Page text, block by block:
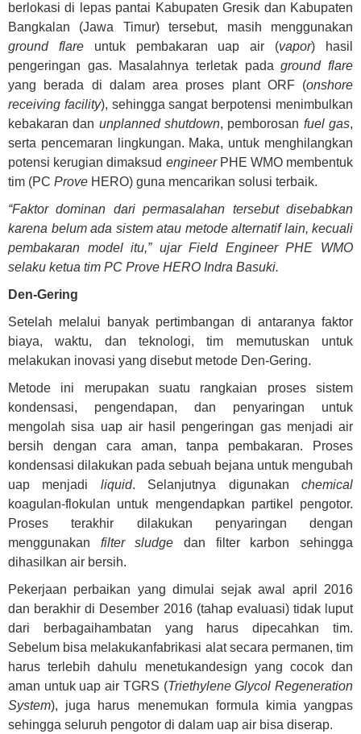
berlokasi di lepas pantai Kabupaten Gresik dan Kabupaten
Bangkalan (Jawa Timur) tersebut, masih menggunakan
ground flareuntuk pembakaran uap air (vapor) hasil
pengeringan gas. Masalahnya terletak padaground flare
yang berada di dalam area proses plant ORF (onshore
receiving facility), sehingga sangat berpotensi menimbulkan
kebakaran dan unplanned shutdown, pemborosan fuel gas,
serta pencemaran lingkungan. Maka, untuk menghilangkan
potensi kerugian dimaksud engineerPHE WMO membentuk
tim (PC Prove HERO) guna mencarikan solusi terbaik.
“Faktor dominan dari permasalahan tersebut disebabkan
karena belum ada sistem atau metode alternatif lain, kecuali
pembakaran model itu,” ujar Field Engineer PHE WMO
selaku ketua tim PC Prove HERO Indra Basuki.
Den-Gering
Setelah melalui banyak pertimbangan di antaranya faktor
biaya, waktu, dan teknologi, tim memutuskan untuk
melakukan inovasi yang disebut metode Den-Gering.
Metode ini merupakan suatu rangkaian proses sistem
kondensasi, pengendapan, dan penyaringan untuk
mengolah sisa uap air hasil pengeringan gas menjadi air
bersih dengan cara aman, tanpa pembakaran. Proses
kondensasi dilakukan pada sebuah bejana untuk mengubah
uap menjadi liquid. Selanjutnya digunakan chemical
koagulan-flokulan untuk mengendapkan partikel pengotor.
Proses terakhir dilakukan penyaringan dengan
menggunakan filter sludge dan filter karbon sehingga
dihasilkan air bersih.
Pekerjaan perbaikan yang dimulai sejak awal april 2016
dan berakhir di Desember 2016 (tahap evaluasi) tidak luput
dari berbagaihambatan yang harus dipecahkan tim.
Sebelum bisa melakukanfabrikasi alat secara permanen, tim
harus terlebih dahulu menetukandesign yang cocok dan
aman untuk uap air TGRS (Triethylene Glycol Regeneration
System), juga harus menemukan formula kimia yangpas
sehingga seluruh pengotor di dalam uap air bisa diserap.